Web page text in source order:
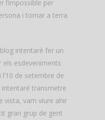
l’impossible per
i tornar a terra
intentaré fer un
els esdeveniments
de setembre de
intentaré transmetre
vista, vam viure ahir
gran grup de gent